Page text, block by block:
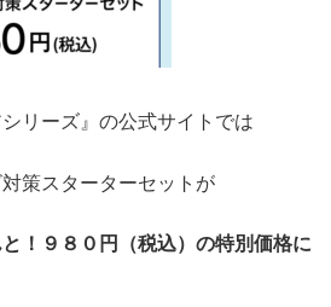
リーズ』の公式サイトでは
策スターターセットが
！９８０円（税込）の特別価格に